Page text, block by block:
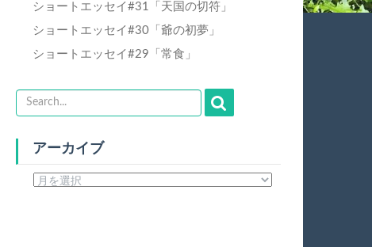
ショートエッセイ#31「天国の切符」
ショートエッセイ#30「爺の初夢」
ショートエッセイ#29「常食」
アーカイブ